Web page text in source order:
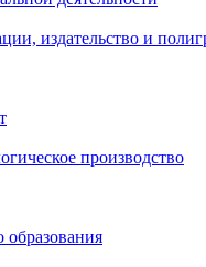
издательство и
производство
образования